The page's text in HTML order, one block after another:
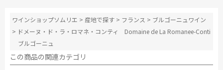
ワインショップソムリエ > 産地で探す > フランス > ブルゴーニュワイン
> ドメーヌ・ド・ラ・ロマネ・コンティ Domaine de La Romanee-Conti
ブルゴーニュ
この商品の関連カテゴリ